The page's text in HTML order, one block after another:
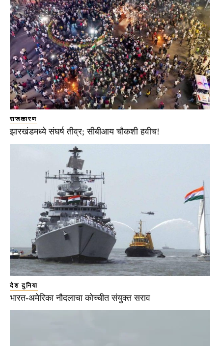
राजकारण
झारखंडमध्ये संघर्ष तीव्र; सीबीआय चौकशी हवीच!
देश दुनिया
भारत-अमेरिका नौदलाचा कोच्चीत संयुक्त सराव